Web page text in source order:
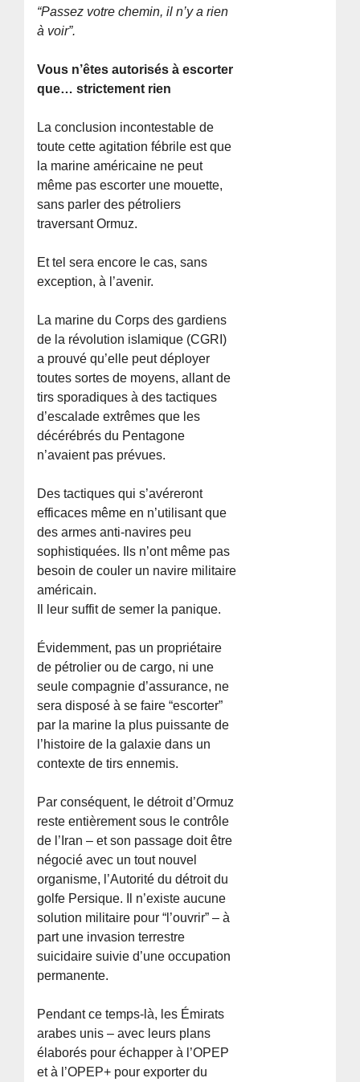
“Passez votre chemin, il n’y a rien
à voir”.
Vous n’êtes autorisés à escorter
que… strictement rien
La conclusion incontestable de
toute cette agitation fébrile est que
la marine américaine ne peut
même pas escorter une mouette,
sans parler des pétroliers
traversant Ormuz.
Et tel sera encore le cas, sans
exception, à l’avenir.
La marine du Corps des gardiens
de la révolution islamique (CGRI)
a prouvé qu’elle peut déployer
toutes sortes de moyens, allant de
tirs sporadiques à des tactiques
d’escalade extrêmes que les
décérébrés du Pentagone
n’avaient pas prévues.
Des tactiques qui s’avéreront
efficaces même en n’utilisant que
des armes anti-navires peu
sophistiquées. Ils n’ont même pas
besoin de couler un navire militaire
américain.
Il leur suffit de semer la panique.
Évidemment, pas un propriétaire
de pétrolier ou de cargo, ni une
seule compagnie d’assurance, ne
sera disposé à se faire “escorter”
par la marine la plus puissante de
l’histoire de la galaxie dans un
contexte de tirs ennemis.
Par conséquent, le détroit d’Ormuz
reste entièrement sous le contrôle
de l’Iran – et son passage doit être
négocié avec un tout nouvel
organisme, l’Autorité du détroit du
golfe Persique. Il n’existe aucune
solution militaire pour “l’ouvrir” – à
part une invasion terrestre
suicidaire suivie d’une occupation
permanente.
Pendant ce temps-là, les Émirats
arabes unis – avec leurs plans
élaborés pour échapper à l’OPEP
et à l’OPEP+ pour exporter du